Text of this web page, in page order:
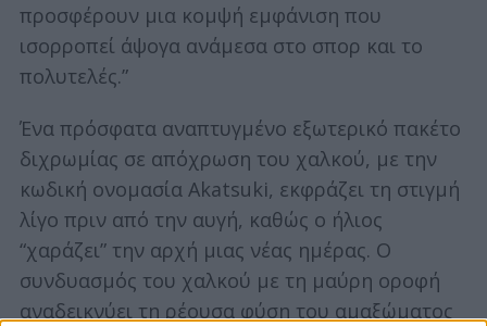
προσφέρουν μια κομψή εμφάνιση που
ισορροπεί άψογα ανάμεσα στο σπορ και το
πολυτελές.”
Ένα πρόσφατα αναπτυγμένο εξωτερικό πακέτο
διχρωμίας σε απόχρωση του χαλκού, με την
κωδική ονομασία Akatsuki, εκφράζει τη στιγμή
λίγο πριν από την αυγή, καθώς ο ήλιος
“χαράζει” την αρχή μιας νέας ημέρας. Ο
συνδυασμός του χαλκού με τη μαύρη οροφή
αναδεικνύει τη ρέουσα φύση του αμαξώματος